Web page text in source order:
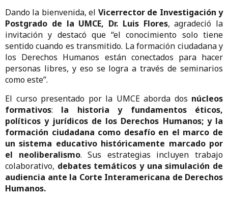
Dando la bienvenida, el Vicerrector de Investigación y
Postgrado de la UMCE, Dr. Luis Flores, agradeció la
invitación y destacó que “el conocimiento solo tiene
sentido cuando es transmitido. La formación ciudadana y
los Derechos Humanos están conectados para hacer
personas libres, y eso se logra a través de seminarios
como este”.
El curso presentado por la UMCE aborda dos núcleos
formativos: la historia y fundamentos éticos,
políticos y jurídicos de los Derechos Humanos; y la
formación ciudadana como desafío en el marco de
un sistema educativo históricamente marcado por
el neoliberalismo. Sus estrategias incluyen trabajo
colaborativo, debates temáticos y una simulación de
audiencia ante la Corte Interamericana de Derechos
Humanos.